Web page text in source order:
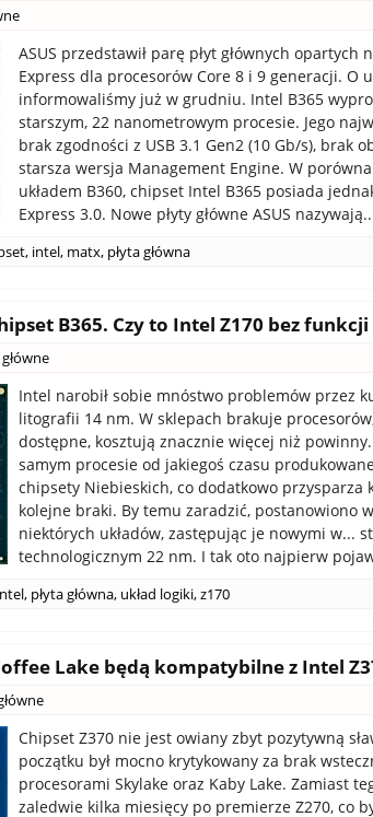
ASUS przedstawił parę płyt głównych opartych
Express dla procesorów Core 8 i 9 generacji. O
informowaliśmy już w grudniu. Intel B365
starszym, 22 nanometrowym procesie. Jego
brak zgodności z USB 3.1 Gen2 (10 Gb/s), brak
starsza wersja Management Engine. W
układem B360, chipset Intel B365 posiada
Express 3.0. Nowe płyty główne ASUS
, intel, matx, płyta główna
B365. Czy to Intel Z170 bez funkcji
Intel narobił sobie mnóstwo problemów przez
litografii 14 nm. W sklepach brakuje
dostępne, kosztują znacznie więcej niż
samym procesie od jakiegoś czasu
chipsety Niebieskich, co dodatkowo przysparza
kolejne braki. By temu zaradzić, postanowiono
niektórych układów, zastępując je nowymi w...
technologicznym 22 nm. I tak oto najpierw
, płyta główna, układ logiki,z170
Lake będą kompatybilne z Intel
Chipset Z370 nie jest owiany zbyt pozytywną
początku był mocno krytykowany za brak
procesorami Skylake oraz Kaby Lake. Zamiast
zaledwie kilka miesięcy po premierze Z270, co